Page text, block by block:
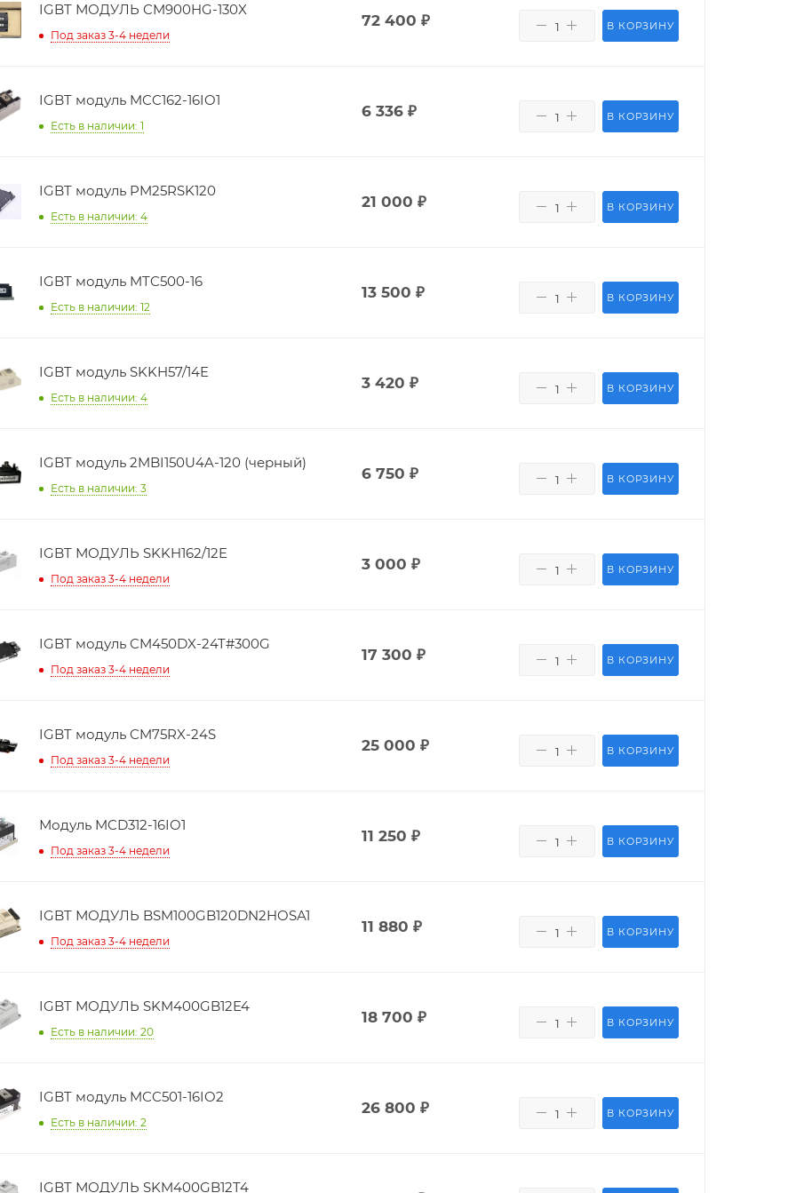
IGBT МОДУЛЬ CM900HG-130X
Под заказ 3-4 недели
72 400 ₽ В КОРЗИНУ
IGBT модуль MCC162-16IO1
Есть в наличии: 1
6 336 ₽ В КОРЗИНУ
IGBT модуль PM25RSK120
Есть в наличии: 4
21 000 ₽ В КОРЗИНУ
IGBT модуль MTC500-16
Есть в наличии: 12
13 500 ₽ В КОРЗИНУ
IGBT модуль SKKH57/14E
Есть в наличии: 4
3 420 ₽ В КОРЗИНУ
IGBT модуль 2MBI150U4A-120 (черный)
Есть в наличии: 3
6 750 ₽ В КОРЗИНУ
IGBT МОДУЛЬ SKKH162/12E
Под заказ 3-4 недели
3 000 ₽ В КОРЗИНУ
IGBT модуль CM450DX-24T#300G
Под заказ 3-4 недели
17 300 ₽ В КОРЗИНУ
IGBT модуль CM75RX-24S
Под заказ 3-4 недели
25 000 ₽ В КОРЗИНУ
Модуль MCD312-16IO1
Под заказ 3-4 недели
11 250 ₽ В КОРЗИНУ
IGBT МОДУЛЬ BSM100GB120DN2HOSA1
Под заказ 3-4 недели
11 880 ₽ В КОРЗИНУ
IGBT МОДУЛЬ SKM400GB12E4
Есть в наличии: 20
18 700 ₽ В КОРЗИНУ
IGBT модуль MCC501-16IO2
Есть в наличии: 2
26 800 ₽ В КОРЗИНУ
IGBT МОДУЛЬ SKM400GB12T4